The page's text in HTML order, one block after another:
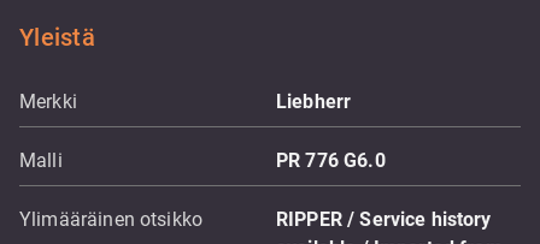
Yleistä
Merkki Liebherr
Malli PR 776 G6.0
Ylimääräinen otsikko
RIPPER / Service history